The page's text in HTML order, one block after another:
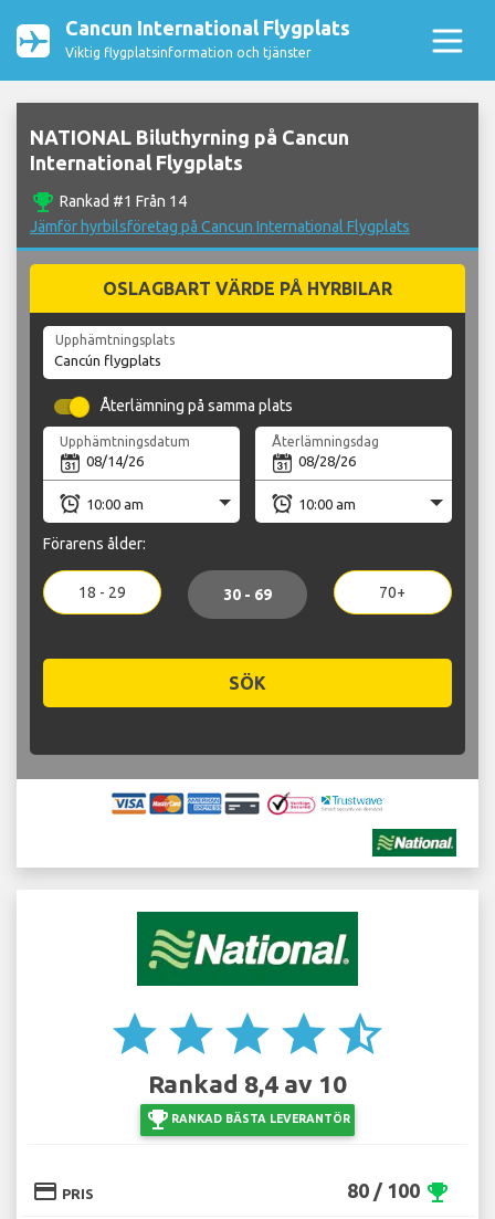
Cancun International Flygplats
Viktig flygplatsinformation och tjänster
NATIONAL Biluthyrning på Cancun
International Flygplats
emoji_events Rankad #1 Från 14
Jämför hyrbilsföretag på Cancun International Flygplats
OSLAGBART VÄRDE PÅ HYRBILAR
Upphämtningsplats
Återlämning på samma plats
Upphämtningsdatum Återlämningsdag
Förarens ålder:
18 - 29 30 - 69 70+
SÖK
star star star star star_half
Rankad 8,4 av 10
emoji_events RANKAD BÄSTA LEVERANTÖR
credit_card PRIS 80 / 100 emoji_events